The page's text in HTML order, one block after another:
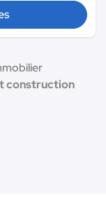
construction